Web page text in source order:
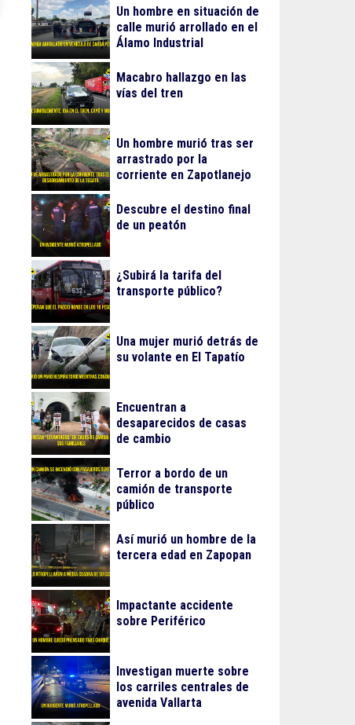
Un hombre en situación de
calle murió arrollado en el
Álamo Industrial
Macabro hallazgo en las
vías del tren
Un hombre murió tras ser
arrastrado por la
corriente en Zapotlanejo
Descubre el destino final
de un peatón
¿Subirá la tarifa del
transporte público?
Una mujer murió detrás de
su volante en El Tapatío
Encuentran a
desaparecidos de casas
de cambio
Terror a bordo de un
camión de transporte
público
Así murió un hombre de la
tercera edad en Zapopan
Impactante accidente
sobre Periférico
Investigan muerte sobre
los carriles centrales de
avenida Vallarta